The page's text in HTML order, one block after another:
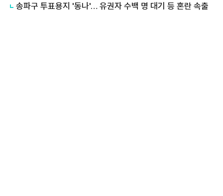
송파구 투표용지 '동나'… 유권자 수백 명 대기 등 혼란 속출